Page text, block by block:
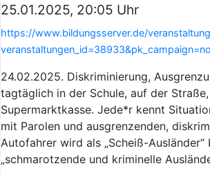
25.01.2025, 20:05 Uhr
https://www.bildungsserver.de/
24.02.2025. Diskriminierung,
tagtäglich in der Schule, auf der
Supermarktkasse. Jede*r kennt
mit Parolen und ausgrenzenden,
Autofahrer wird als „Scheiß-
„schmarotzende und kriminelle